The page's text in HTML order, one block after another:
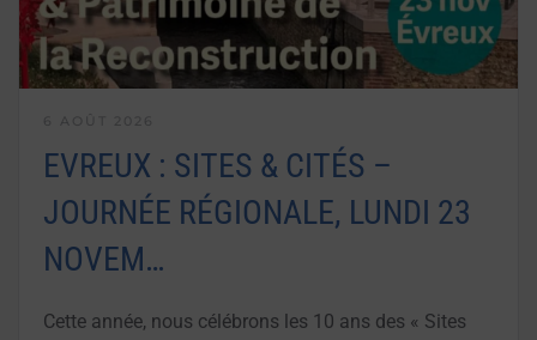
EVREUX : SITES & CITÉS –
JOURNÉE RÉGIONALE, LUNDI 23
NOVEM…
Cette année, nous célébrons les 10 ans des « Sites